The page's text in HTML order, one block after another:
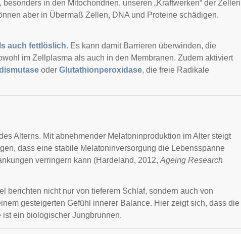
in den Mitochondrien, unseren „Kraftwerken“ der
aber in Übermaß Zellen, DNA und Proteine schädigen.
auch fettlöslich. Es kann damit Barrieren überwinden, die
im Zellplasma als auch in den Membranen. Zudem aktiviert
oder Glutathionperoxidase, die freie Radikale
Alterns. Mit abnehmender Melatoninproduktion im Alter steigt
dass eine stabile Melatoninversorgung die Lebensspanne
verringern kann (Hardeland, 2012, Ageing Research
berichten nicht nur von tieferem Schlaf, sondern auch von
gesteigerten Gefühl innerer Balance. Hier zeigt sich, dass die
ist ein biologischer Jungbrunnen.